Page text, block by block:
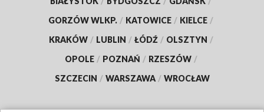
GORZÓW WLKP. / KATOWICE / KIELCE /
KRAKÓW / LUBLIN / ŁÓDŹ / OLSZTYN /
OPOLE / POZNAŃ / RZESZÓW /
SZCZECIN / WARSZAWA / WROCŁAW